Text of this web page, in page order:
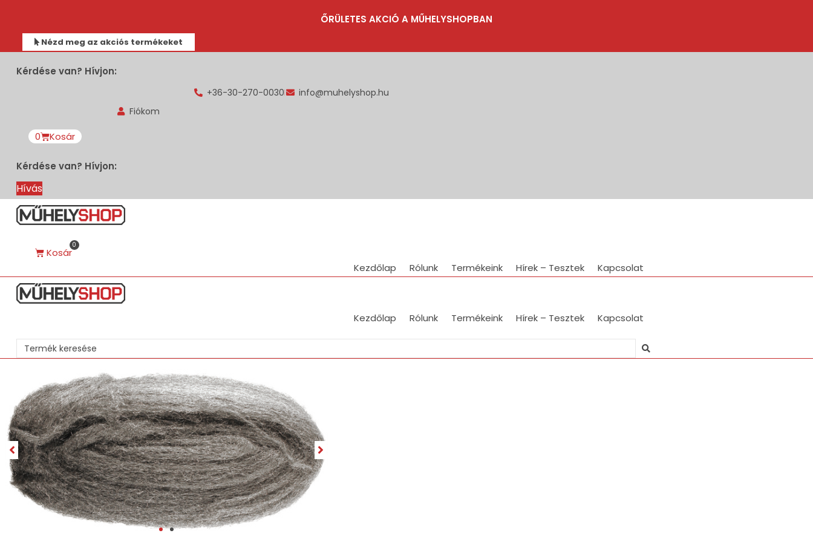
ŐRÜLETES AKCIÓ A MŰHELYSHOPBAN
Nézd meg az akciós termékeket
Kérdése van? Hívjon:
+36-30-270-0030
info@muhelyshop.hu
Fiókom
0 Kosár
Kérdése van? Hívjon:
Hívás
0
Kosár
Kezdőlap
Rólunk Termékeink Hírek – Tesztek Kapcsolat
Kezdőlap Rólunk Termékeink Hírek – Tesztek Kapcsolat
Search